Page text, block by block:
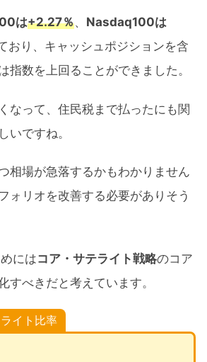
は+2.27％、 Nasdaq100は
おり、キャッシュポジションを含
指数を上回ることができました。
なって、住民税まで払ったにも関
いですね。
相場が急落するかもわかりません
ォリオを改善する必要がありそう
にはコア・サテライト戦略のコア
すべきだと考えています。
イト比率